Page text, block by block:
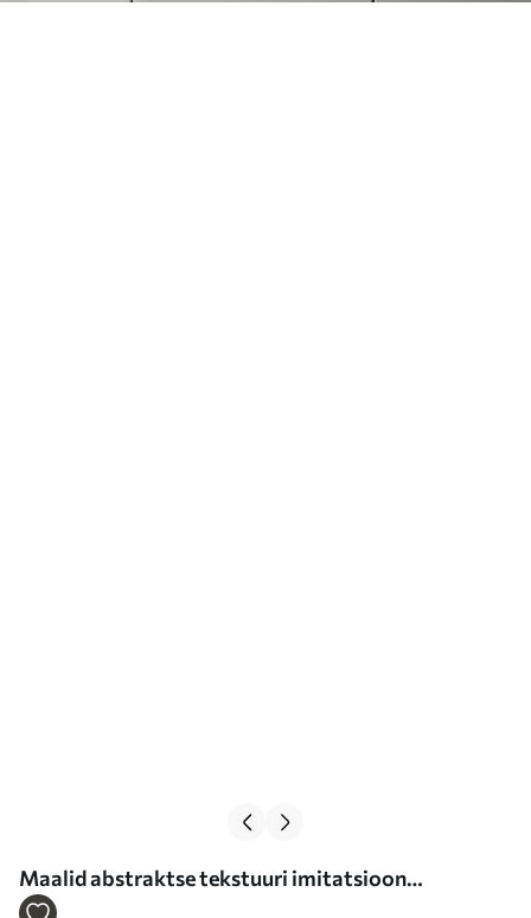
Maalid abstraktse tekstuuri imitatsioon
pragudega Nr s47117